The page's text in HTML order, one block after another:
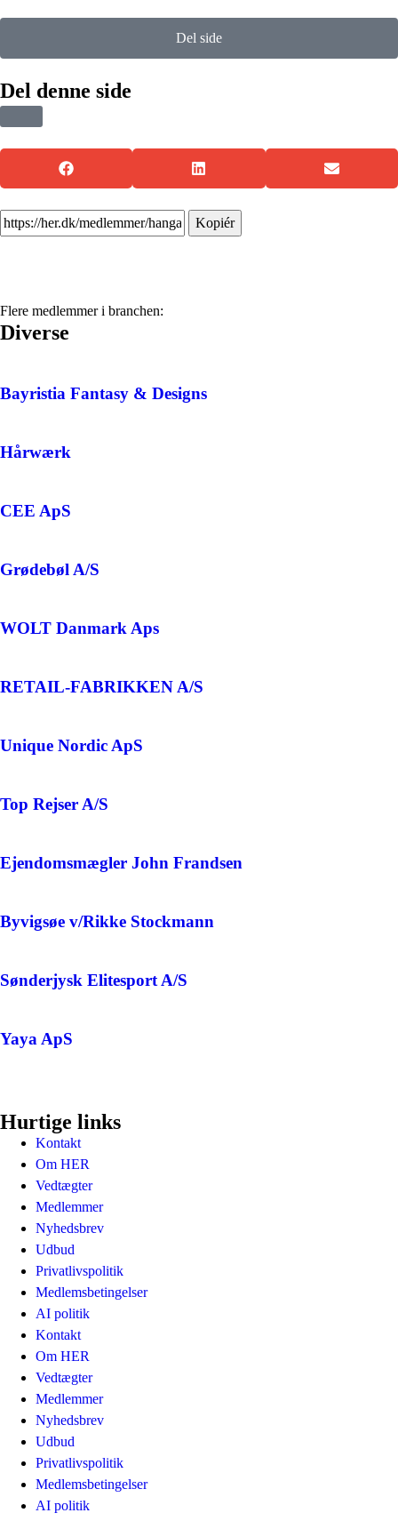
Del side
Del denne side
Kopiér
Flere medlemmer i branchen:
Diverse
Bayristia Fantasy & Designs
Hårwærk
CEE ApS
Grødebøl A/S
WOLT Danmark Aps
RETAIL-FABRIKKEN A/S
Unique Nordic ApS
Top Rejser A/S
Ejendomsmægler John Frandsen
Byvigsøe v/Rikke Stockmann
Sønderjysk Elitesport A/S
Yaya ApS
Hurtige links
Kontakt
Om HER
Vedtægter
Medlemmer
Nyhedsbrev
Udbud
Privatlivspolitik
Medlemsbetingelser
AI politik
Kontakt
Om HER
Vedtægter
Medlemmer
Nyhedsbrev
Udbud
Privatlivspolitik
Medlemsbetingelser
AI politik